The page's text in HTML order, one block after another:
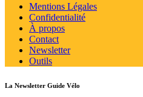
Mentions Légales
Confidentialité
À propos
Contact
Newsletter
Outils
La Newsletter Guide Vélo